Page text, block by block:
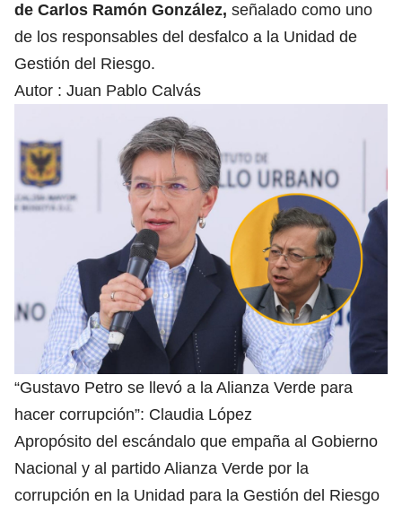
de Carlos Ramón González, señalado como uno
de los responsables del desfalco a la Unidad de
Gestión del Riesgo.
Autor : Juan Pablo Calvás
“Gustavo Petro se llevó a la Alianza Verde para
hacer corrupción”: Claudia López
Apropósito del escándalo que empaña al Gobierno
Nacional y al partido Alianza Verde por la
corrupción en la Unidad para la Gestión del Riesgo